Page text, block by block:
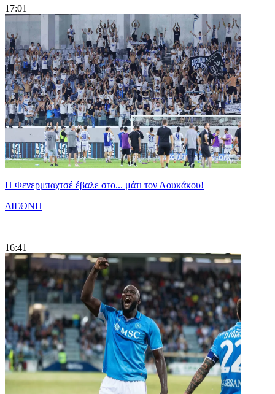
17:01
Η Φενερμπαχτσέ έβαλε στο... μάτι τον Λουκάκου!
ΔΙΕΘΝΗ
|
16:41